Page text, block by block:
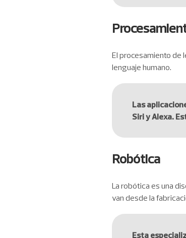
El procesamiento de
lenguaje humano.
Las
Siri y Alexa.
Robótica
La robótica es una
van desde la
Esta